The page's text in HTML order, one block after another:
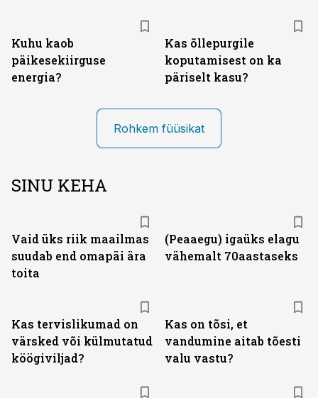
Kuhu kaob
päikesekiirguse
energia?
Kas õllepurgile
koputamisest on ka
päriselt kasu?
Rohkem füüsikat
SINU KEHA
Vaid üks riik maailmas
suudab end omapäi ära
toita
(Peaaegu) igaüks elagu
vähemalt 70aastaseks
Kas tervislikumad on
värsked või külmutatud
köögiviljad?
Kas on tõsi, et
vandumine aitab tõesti
valu vastu?